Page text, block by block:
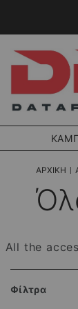
ΑΡΧΙΚΉ
All the
Φίλτρα